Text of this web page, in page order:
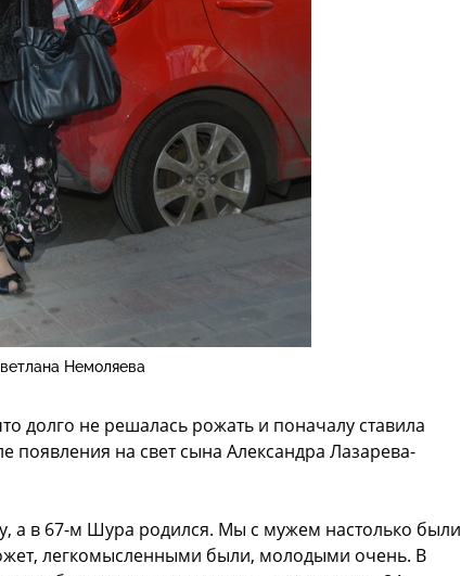
Немоляева
долго не решалась рожать и поначалу ставила
на свет сына Александра Лазарева-
а в 67-м Шура родился. Мы с мужем настолько были
легкомысленными были, молодыми очень. В